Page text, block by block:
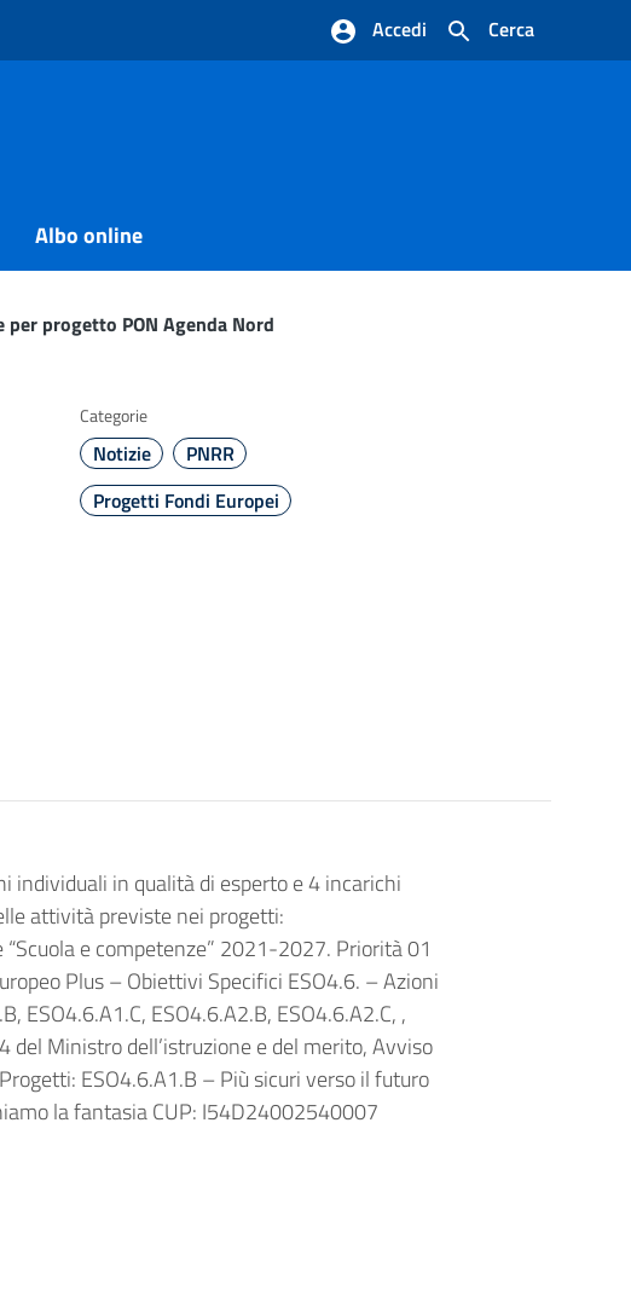
Cerca
Accedi
Albo online
progetto PON Agenda Nord
Categorie
Notizie
PNRR
Progetti Fondi Europei
individuali in qualità di esperto e 4 incarichi
attività previste nei progetti:
e competenze” 2021-2027. Priorità 01
Plus – Obiettivi Specifici ESO4.6. – Azioni
ESO4.6.A1.C, ESO4.6.A2.B, ESO4.6.A2.C, ,
Ministro dell’istruzione e del merito, Avviso
ESO4.6.A1.B – Più sicuri verso il futuro
la fantasia CUP: I54D24002540007